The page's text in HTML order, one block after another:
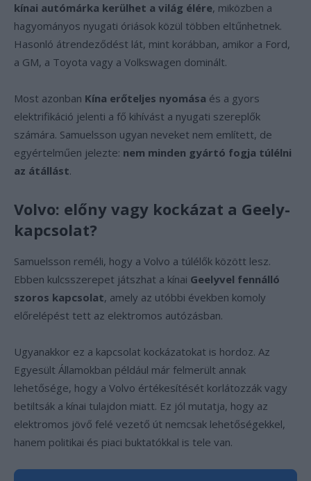
kínai autómárka kerülhet a világ élére, miközben a
hagyományos nyugati óriások közül többen eltűnhetnek.
Hasonló átrendeződést lát, mint korábban, amikor a Ford,
a GM, a Toyota vagy a Volkswagen dominált.
Most azonban Kína erőteljes nyomása és a gyors
elektrifikáció jelenti a fő kihívást a nyugati szereplők
számára. Samuelsson ugyan neveket nem említett, de
egyértelműen jelezte: nem minden gyártó fogja túlélni
az átállást.
Volvo: előny vagy kockázat a Geely-
kapcsolat?
Samuelsson reméli, hogy a Volvo a túlélők között lesz.
Ebben kulcsszerepet játszhat a kínai Geelyvel fennálló
szoros kapcsolat, amely az utóbbi években komoly
előrelépést tett az elektromos autózásban.
Ugyanakkor ez a kapcsolat kockázatokat is hordoz. Az
Egyesült Államokban például már felmerült annak
lehetősége, hogy a Volvo értékesítését korlátozzák vagy
betiltsák a kínai tulajdon miatt. Ez jól mutatja, hogy az
elektromos jövő felé vezető út nemcsak lehetőségekkel,
hanem politikai és piaci buktatókkal is tele van.